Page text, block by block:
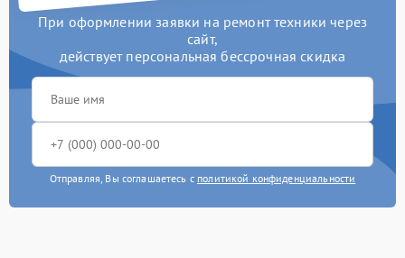
При оформлении заявки на ремонт техники через
сайт,
действует персональная бессрочная скидка
Отправляя, Вы соглашаетесь с политикой конфиденциальности